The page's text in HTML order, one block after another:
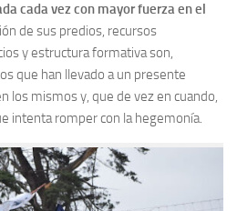
cada vez con mayor fuerza en el
de sus predios, recursos
y estructura formativa son,
que han llevado a un presente
los mismos y, que de vez en cuando,
intenta romper con la hegemonía.